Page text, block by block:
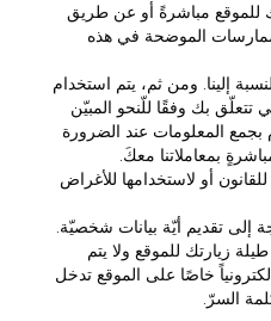
للموقع مباشرةً أو عن طريق
الموضحة في هذه
إلينا. ومن ثم، يتم استخدام
بك وفقًا للّنحو المبيّن
المعلومات عند الضرورة
بمعاملاتنا معكَ.
أو لاستخدامها للأغراض
إلى تقديم أيّة بيانات شخصيّة.
زيارتك للموقع ولا يتم
خاصًا على الموقع تدخل
السرّ.